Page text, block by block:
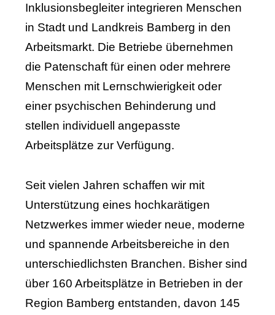
Inklusionsbegleiter integrieren Menschen
in Stadt und Landkreis Bamberg in den
Arbeitsmarkt. Die Betriebe übernehmen
die Patenschaft für einen oder mehrere
Menschen mit Lernschwierigkeit oder
einer psychischen Behinderung und
stellen individuell angepasste
Arbeitsplätze zur Verfügung.
Seit vielen Jahren schaffen wir mit
Unterstützung eines hochkarätigen
Netzwerkes immer wieder neue, moderne
und spannende Arbeitsbereiche in den
unterschiedlichsten Branchen. Bisher sind
über 160 Arbeitsplätze in Betrieben in der
Region Bamberg entstanden, davon 145